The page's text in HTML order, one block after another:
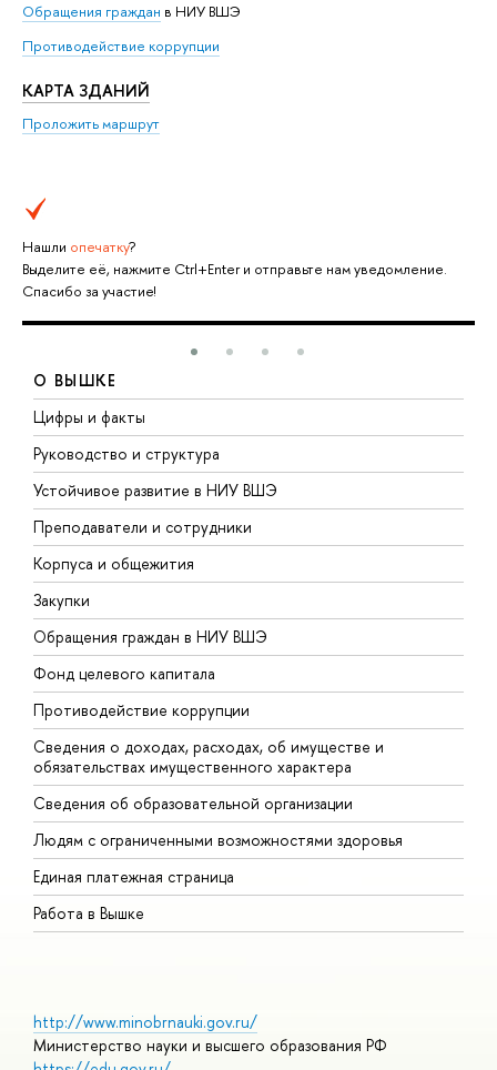
Обращения граждан в НИУ ВШЭ
Противодействие коррупции
КАРТА ЗДАНИЙ
Проложить маршрут
Нашли опечатку?
Выделите её, нажмите Ctrl+Enter и отправьте нам уведомление.
Спасибо за участие!
О ВЫШКЕ
Цифры и факты
Руководство и структура
Устойчивое развитие в НИУ ВШЭ
Преподаватели и сотрудники
Корпуса и общежития
Закупки
Обращения граждан в НИУ ВШЭ
Фонд целевого капитала
Противодействие коррупции
Сведения о доходах, расходах, об имуществе и
обязательствах имущественного характера
Сведения об образовательной организации
Людям с ограниченными возможностями здоровья
Единая платежная страница
Работа в Вышке
http://www.minobrnauki.gov.ru/
Министерство науки и высшего образования РФ